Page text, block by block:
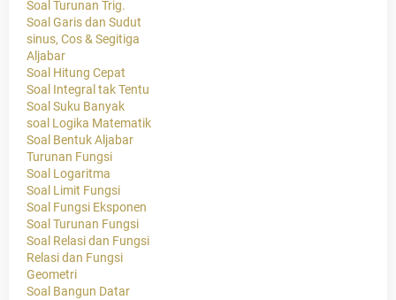
Soal Turunan Trig.
Soal Garis dan Sudut
sinus, Cos & Segitiga
Aljabar
Soal Hitung Cepat
Soal Integral tak Tentu
Soal Suku Banyak
soal Logika Matematik
Soal Bentuk Aljabar
Turunan Fungsi
Soal Logaritma
Soal Limit Fungsi
Soal Fungsi Eksponen
Soal Turunan Fungsi
Soal Relasi dan Fungsi
Relasi dan Fungsi
Geometri
Soal Bangun Datar